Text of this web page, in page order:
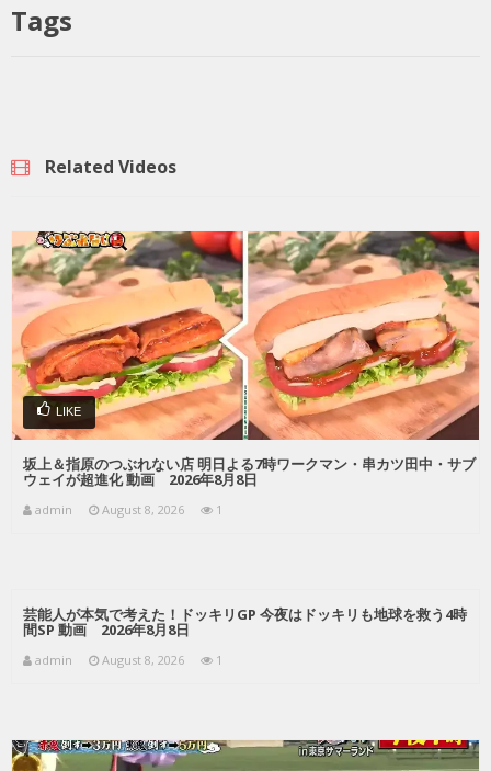
Tags
Related Videos
LIKE
坂上＆指原のつぶれない店 明日よる7時ワークマン・串カツ田中・サブ
ウェイが超進化 動画 2026年8月8日
admin August 8, 2026 1
芸能人が本気で考えた！ドッキリGP 今夜はドッキリも地球を救う4時
間SP 動画 2026年8月8日
admin August 8, 2026 1